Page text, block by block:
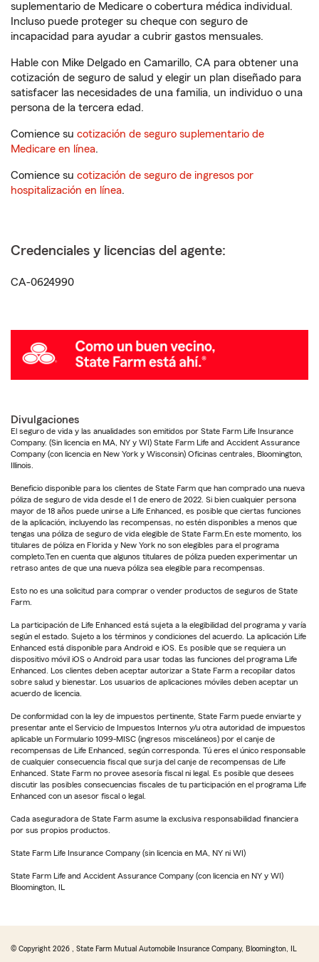
suplementario de Medicare o cobertura médica individual.
Incluso puede proteger su cheque con seguro de
incapacidad para ayudar a cubrir gastos mensuales.
Hable con Mike Delgado en Camarillo, CA para obtener una
cotización de seguro de salud y elegir un plan diseñado para
satisfacer las necesidades de una familia, un individuo o una
persona de la tercera edad.
Comience su cotización de seguro suplementario de
Medicare en línea.
Comience su cotización de seguro de ingresos por
hospitalización en línea.
Credenciales y licencias del agente:
CA-0624990
Divulgaciones
El seguro de vida y las anualidades son emitidos por State Farm Life Insurance
Company. (Sin licencia en MA, NY y WI) State Farm Life and Accident Assurance
Company (con licencia en New York y Wisconsin) Oficinas centrales, Bloomington,
Illinois.
Beneficio disponible para los clientes de State Farm que han comprado una nueva
póliza de seguro de vida desde el 1 de enero de 2022. Si bien cualquier persona
mayor de 18 años puede unirse a Life Enhanced, es posible que ciertas funciones
de la aplicación, incluyendo las recompensas, no estén disponibles a menos que
tengas una póliza de seguro de vida elegible de State Farm.En este momento, los
titulares de póliza en Florida y New York no son elegibles para el programa
completo.Ten en cuenta que algunos titulares de póliza pueden experimentar un
retraso antes de que una nueva póliza sea elegible para recompensas.
Esto no es una solicitud para comprar o vender productos de seguros de State
Farm.
La participación de Life Enhanced está sujeta a la elegibilidad del programa y varía
según el estado. Sujeto a los términos y condiciones del acuerdo. La aplicación Life
Enhanced está disponible para Android e iOS. Es posible que se requiera un
dispositivo móvil iOS o Android para usar todas las funciones del programa Life
Enhanced. Los clientes deben aceptar autorizar a State Farm a recopilar datos
sobre salud y bienestar. Los usuarios de aplicaciones móviles deben aceptar un
acuerdo de licencia.
De conformidad con la ley de impuestos pertinente, State Farm puede enviarte y
presentar ante el Servicio de Impuestos Internos y/u otra autoridad de impuestos
aplicable un Formulario 1099-MISC (ingresos misceláneos) por el canje de
recompensas de Life Enhanced, según corresponda. Tú eres el único responsable
de cualquier consecuencia fiscal que surja del canje de recompensas de Life
Enhanced. State Farm no provee asesoría fiscal ni legal. Es posible que desees
discutir las posibles consecuencias fiscales de tu participación en el programa Life
Enhanced con un asesor fiscal o legal.
Cada aseguradora de State Farm asume la exclusiva responsabilidad financiera
por sus propios productos.
State Farm Life Insurance Company (sin licencia en MA, NY ni WI)
State Farm Life and Accident Assurance Company (con licencia en NY y WI)
Bloomington, IL
© Copyright 2026 , State Farm Mutual Automobile Insurance Company, Bloomington, IL